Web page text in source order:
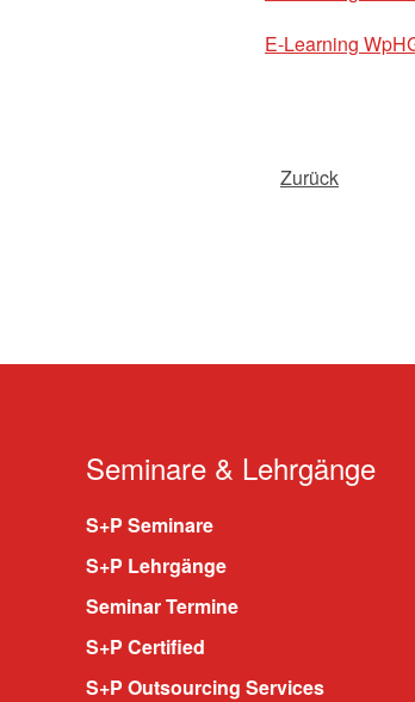
E-Learning
Zurück
Seminare & Lehrgänge
S+P Seminare
S+P Lehrgänge
Seminar Termine
S+P Certified
S+P Outsourcing Services